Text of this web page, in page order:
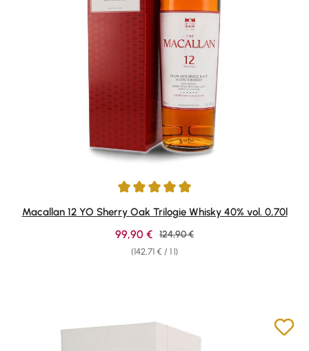
Average rating of 4.91 out of 5 stars
Macallan 12 YO Sherry Oak Trilogie Whisky 40% vol. 0,70l
(142,71 € / 1 l)
Sale price:
99,90 € Regular price:
124,90 €